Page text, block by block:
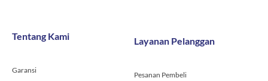
o
f
g
r
Tentang Kami
Garansi
Layanan Pelanggan
Pesanan Pembeli